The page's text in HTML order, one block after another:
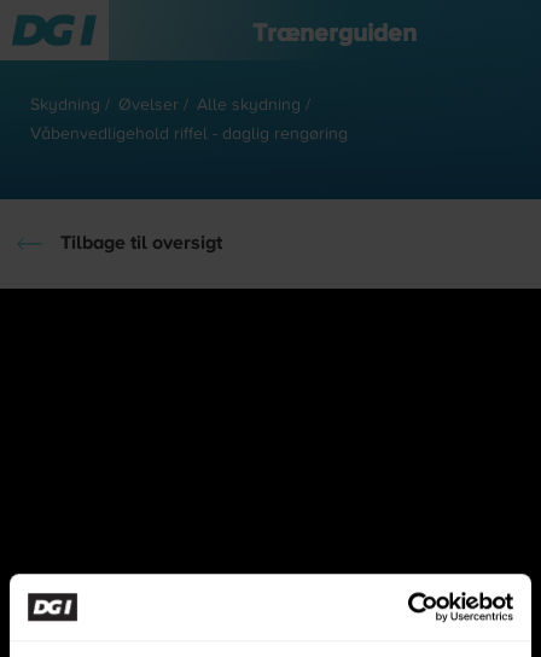
Trænerguiden
skydning / øvelser / alle skydning /
våbenvedligehold riffel - daglig rengøring
Tilbage til oversigt